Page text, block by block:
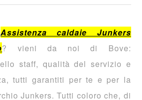
Assistenza caldaie Junkers
? vieni da noi di Bove:
staff, qualità del servizio e
tutti garantiti per te e per la
Junkers. Tutti coloro che, di